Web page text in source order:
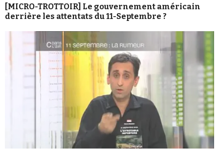
[MICRO-TROTTOIR] Le gouvernement américain
derrière les attentats du 11-Septembre ?